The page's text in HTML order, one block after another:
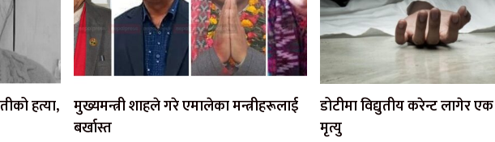
हत्या, मुख्यमन्त्री शाहले गरे एमालेका मन्त्रीहरूलाई
बर्खास्त
डोटीमा विद्युतीय करेन्ट लागेर
मृत्यु